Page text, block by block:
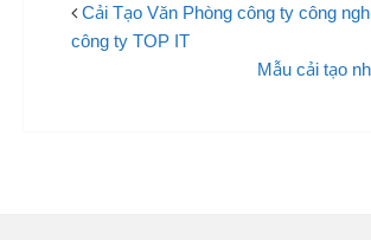
Cải Tạo Văn Phòng công ty công
công ty TOP IT
Mẫu cải tạo